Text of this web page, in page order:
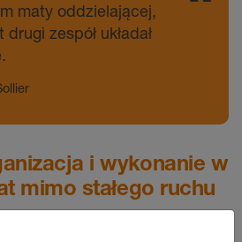
maty oddzielającej,
zespół układał
i wykonanie w
mimo stałego ruchu